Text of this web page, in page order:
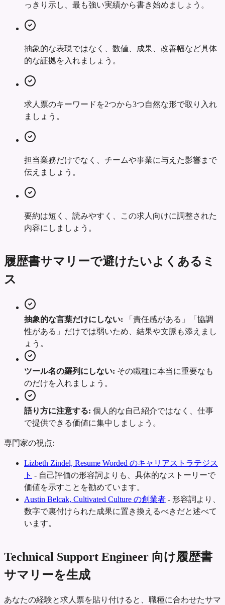
っきり示し、最も強い実績から書き始めましょう。
抽象的な表現ではなく、数値、成果、改善幅など具体
的な証拠を入れましょう。
求人票のキーワードを2つから3つ自然な形で取り入れ
ましょう。
担当業務だけでなく、チームや事業に与えた影響まで
伝えましょう。
要約は短く、読みやすく、この求人向けに調整された
内容にしましょう。
履歴書サマリーで避けたいよくあるミ
ス
抽象的な言葉だけにしない:
「責任感がある」「協調
性がある」だけでは弱いため、結果や文脈も添えまし
ょう。
ツール名の羅列にしない: その職種に本当に重要なも
のだけを入れましょう。
語り方に注意する: 個人的な自己紹介ではなく、仕事
で提供できる価値に集中しましょう。
専門家の視点:
Lizbeth Zindel, Resume Worded のキャリアストラテジス
ト - 自己評価の形容詞よりも、具体的なストーリーで
価値を示すことを勧めています。
Austin Belcak, Cultivated Culture の創業者 - 形容詞より、
数字で裏付けられた成果に置き換えるべきだと述べて
います。
Technical Support Engineer 向け履歴書
サマリーを生成
あなたの経験と求人票を貼り付けると、職種に合わせたサマ